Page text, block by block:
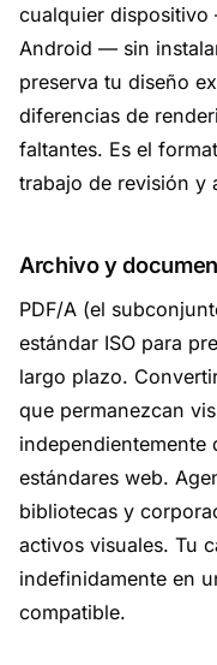
cualquier
Android — sin
preserva tu diseño
diferencias de
faltantes. Es el
trabajo de revisión y
Archivo y
PDF/A (el
estándar ISO para
largo plazo.
que permanezcan
estándares web.
bibliotecas y
activos visuales. Tu
indefinidamente en
compatible.